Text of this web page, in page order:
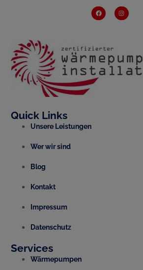
Quick Links
Unsere Leistungen
Wer wir sind
Blog
Kontakt
Impressum
Datenschutz
Services
Wärmepumpen